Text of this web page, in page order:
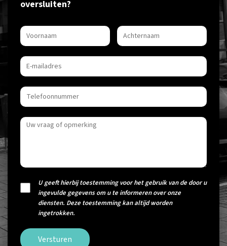
oversluiten?
U geeft hierbij toestemming voor het gebruik van de door u
ingevulde gegevens om u te informeren over onze
diensten. Deze toestemming kan altijd worden
ingetrokken.
Versturen